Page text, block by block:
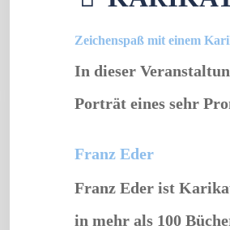
Zeichenspaß mit einem
In dieser
Porträt eines sehr
Franz Eder
Franz Eder ist
in mehr als 100